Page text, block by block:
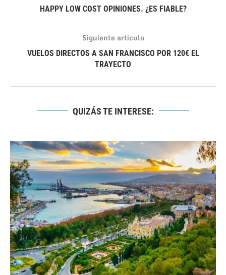
HAPPY LOW COST OPINIONES. ¿ES FIABLE?
Siguiente artículo
VUELOS DIRECTOS A SAN FRANCISCO POR 120€ EL
TRAYECTO
QUIZÁS TE INTERESE: